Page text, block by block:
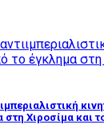
στη Χιροσίμα και